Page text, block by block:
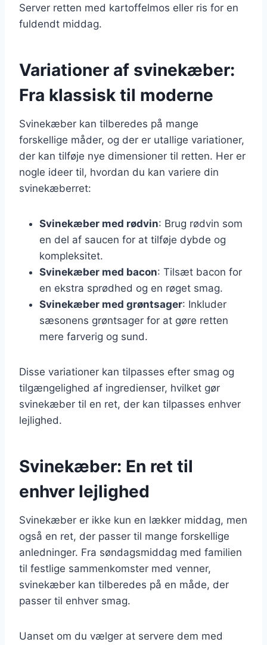
Server retten med kartoffelmos eller ris for en
fuldendt middag.
Variationer af svinekæber:
Fra klassisk til moderne
Svinekæber kan tilberedes på mange
forskellige måder, og der er utallige variationer,
der kan tilføje nye dimensioner til retten. Her er
nogle ideer til, hvordan du kan variere din
svinekæberret:
Svinekæber med rødvin: Brug rødvin som
en del af saucen for at tilføje dybde og
kompleksitet.
Svinekæber med bacon: Tilsæt bacon for
en ekstra sprødhed og en røget smag.
Svinekæber med grøntsager: Inkluder
sæsonens grøntsager for at gøre retten
mere farverig og sund.
Disse variationer kan tilpasses efter smag og
tilgængelighed af ingredienser, hvilket gør
svinekæber til en ret, der kan tilpasses enhver
lejlighed.
Svinekæber: En ret til
enhver lejlighed
Svinekæber er ikke kun en lækker middag, men
også en ret, der passer til mange forskellige
anledninger. Fra søndagsmiddag med familien
til festlige sammenkomster med venner,
svinekæber kan tilberedes på en måde, der
passer til enhver smag.
Uanset om du vælger at servere dem med